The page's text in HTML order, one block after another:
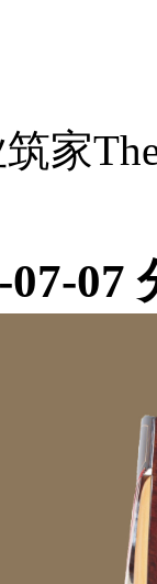
家
07